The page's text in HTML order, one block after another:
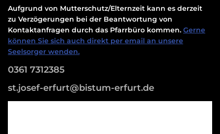
Aufgrund von Mutterschutz/Elternzeit kann es derzeit
zu Verzögerungen bei der Beantwortung von
Kontaktanfragen durch das Pfarrbüro kommen. Gerne
können Sie sich auch direkt per email an unsere
Seelsorger wenden.
0361 7312385
st.josef-erfurt@bistum-erfurt.de